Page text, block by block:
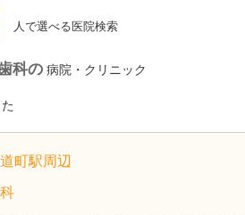
人で選べる医院検索
科の 病院・クリニック
町駅周辺